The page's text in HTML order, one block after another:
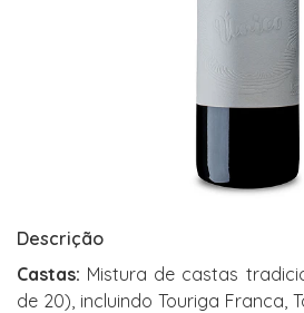
Descrição
Castas: Mistura de castas
de 20), incluindo Touriga Franca,